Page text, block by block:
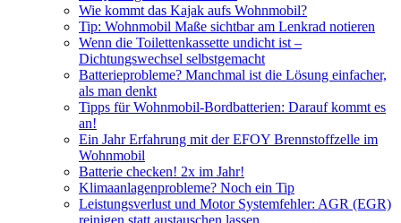
Wie kommt das Kajak aufs Wohnmobil?
Tip: Wohnmobil Maße sichtbar am Lenkrad notieren
Wenn die Toilettenkassette undicht ist –
Dichtungswechsel selbstgemacht
Batterieprobleme? Manchmal ist die Lösung einfacher,
als man denkt
Tipps für Wohnmobil-Bordbatterien: Darauf kommt es
an!
Ein Jahr Erfahrung mit der EFOY Brennstoffzelle im
Wohnmobil
Batterie checken! 2x im Jahr!
Klimaanlagenprobleme? Noch ein Tip
Leistungsverlust und Motor Systemfehler: AGR (EGR)
reinigen statt austauschen lassen